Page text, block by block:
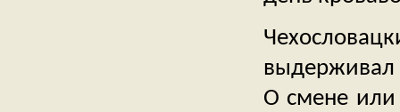
выдерживал
О смене или